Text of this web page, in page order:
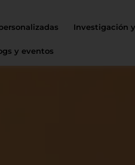
Investigación
y eventos